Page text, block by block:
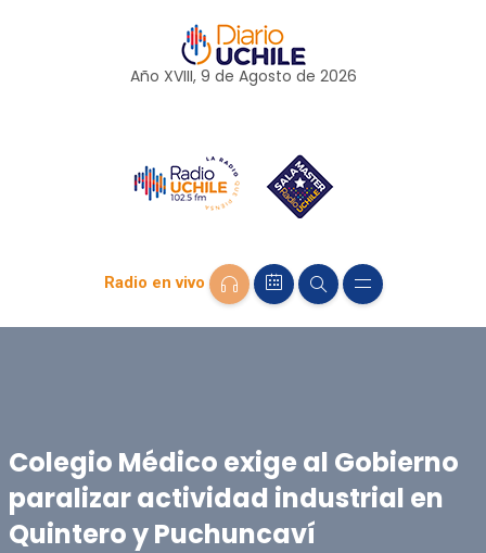
Año XVIII, 9 de Agosto de 2026
Radio en vivo
Colegio Médico exige al Gobierno
paralizar actividad industrial en
Quintero y Puchuncaví